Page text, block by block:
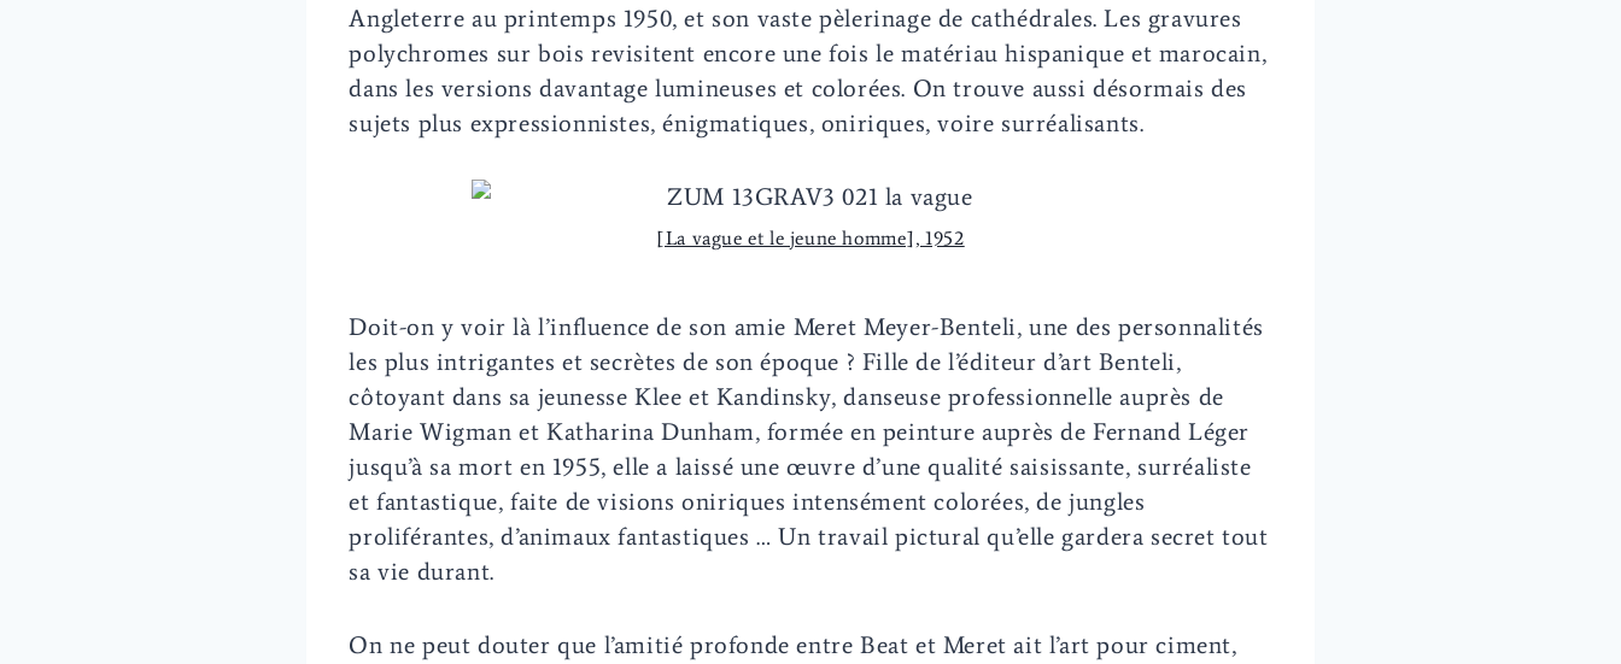
Angleterre au printemps 1950, et son vaste pèlerinage de cathédrales. Les gravures
polychromes sur bois revisitent encore une fois le matériau hispanique et marocain,
dans les versions davantage lumineuses et colorées. On trouve aussi désormais des
sujets plus expressionnistes, énigmatiques, oniriques, voire surréalisants.
[La vague et le jeune homme], 1952
Doit-on y voir là l’influence de son amie Meret Meyer-Benteli, une des personnalités
les plus intrigantes et secrètes de son époque ? Fille de l’éditeur d’art Benteli,
côtoyant dans sa jeunesse Klee et Kandinsky, danseuse professionnelle auprès de
Marie Wigman et Katharina Dunham, formée en peinture auprès de Fernand Léger
jusqu’à sa mort en 1955, elle a laissé une œuvre d’une qualité saisissante, surréaliste
et fantastique, faite de visions oniriques intensément colorées, de jungles
proliférantes, d’animaux fantastiques … Un travail pictural qu’elle gardera secret tout
sa vie durant.
On ne peut douter que l’amitié profonde entre Beat et Meret ait l’art pour ciment,